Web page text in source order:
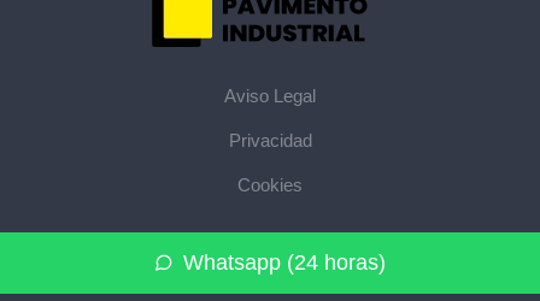
Whatsapp (24 horas)
Aviso Legal
Privacidad
Cookies
© 2026 pavimentoindustrial.pro · La web de pavimentos
industriales de su provincia · Mapa del sitio